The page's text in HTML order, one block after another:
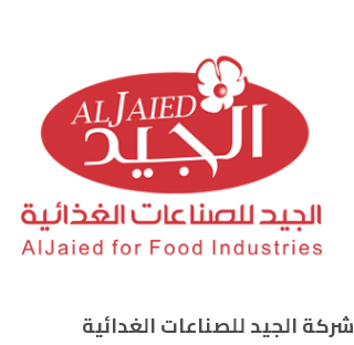
شركة الجيد للصناعات الغدائية